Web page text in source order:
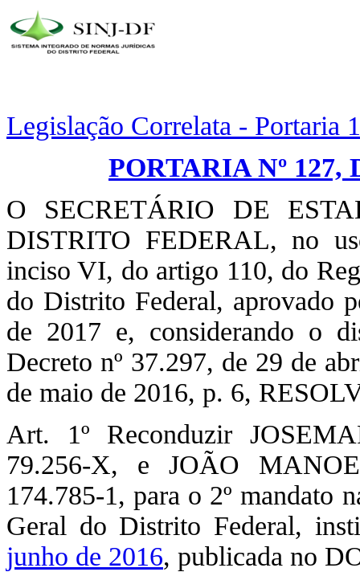
Legislação Correlata - Portaria
PORTARIA Nº 127,
O SECRETÁRIO DE
DISTRITO FEDERAL, no
inciso VI, do artigo 110, do
do Distrito Federal, aprovado
de 2017 e, considerando o
Decreto nº 37.297, de 29 de
de maio de 2016, p. 6,
Art. 1º Reconduzir
79.256-X, e JOÃO
174.785-1, para o 2º mandato
Geral do Distrito Federal,
junho de 2016, publicada no